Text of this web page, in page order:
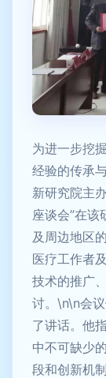
为进一步挖
经验的传承
新研究院主
座谈会”在
及周边地区
医疗工作者
技术的推广
讨。\n\n会
了讲话。他
中不可缺少
段和创新机